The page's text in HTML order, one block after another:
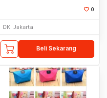
0
DKI Jakarta
Beli Sekarang